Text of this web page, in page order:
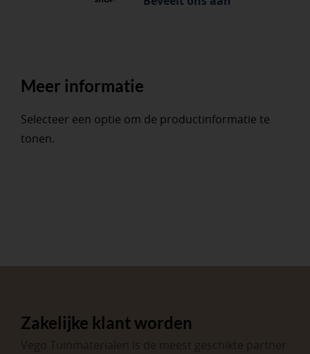
Meer informatie
Selecteer een optie om de productinformatie te
tonen.
Zakelijke klant worden
Vego Tuinmaterialen is de meest geschikte partner